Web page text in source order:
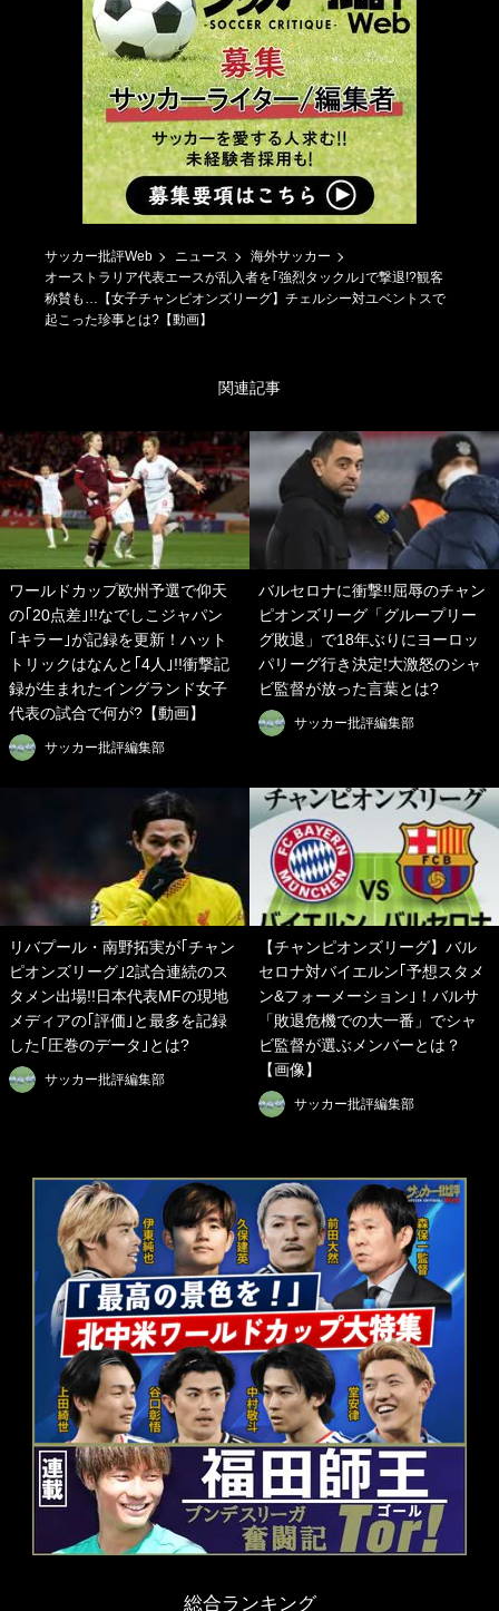
サッカー批評Web ニュース
海外サッカー
オーストラリア代表エースが乱入者を｢強烈タックル｣で撃退!?観客
称賛も…【女子チャンピオンズリーグ】チェルシー対ユベントスで
起こった珍事とは?【動画】
関連記事
ワールドカップ欧州予選で仰天
の｢20点差｣!!なでしこジャパン
｢キラー｣が記録を更新！ハット
トリックはなんと｢4人｣!!衝撃記
録が生まれたイングランド女子
代表の試合で何が?【動画】
サッカー批評編集部
バルセロナに衝撃!!屈辱のチャン
ピオンズリーグ「グループリー
グ敗退」で18年ぶりにヨーロッ
パリーグ行き決定!大激怒のシャ
ビ監督が放った言葉とは?
サッカー批評編集部
リバプール・南野拓実が｢チャン
ピオンズリーグ｣2試合連続のス
タメン出場!!日本代表MFの現地
メディアの｢評価｣と最多を記録
した｢圧巻のデータ｣とは?
サッカー批評編集部
【チャンピオンズリーグ】バル
セロナ対バイエルン｢予想スタメ
ン&フォーメーション｣！バルサ
「敗退危機での大一番」でシャ
ビ監督が選ぶメンバーとは？
【画像】
サッカー批評編集部
総合ランキング